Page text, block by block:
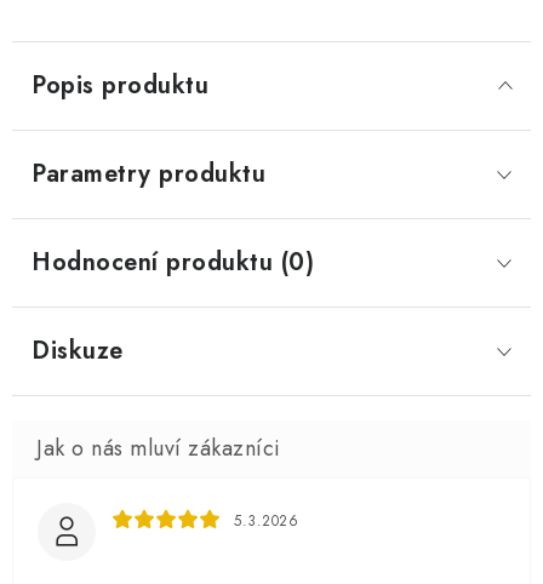
Popis produktu
Parametry produktu
Hodnocení produktu (0)
Diskuze
5.3.2026